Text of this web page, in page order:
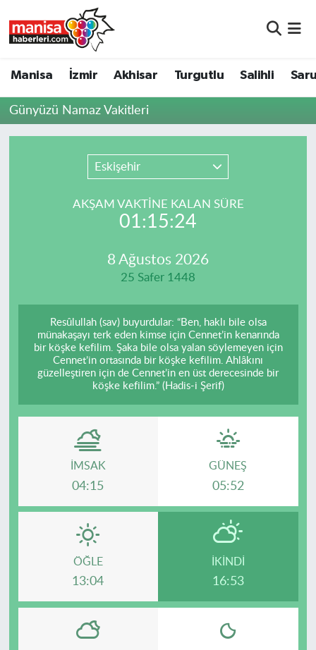
Manisa İzmir Akhisar Turgutlu Salihli
Günyüzü Namaz Vakitleri
Eskişehir
AKŞAM VAKTİNE KALAN SÜRE
01:15:24
8 Ağustos 2026
25 Safer 1448
Resûlullah (sav) buyurdular: “Ben, haklı bile olsa
münakaşayı terk eden kimse için Cennet’in kenarında
bir köşke kefilim. Şaka bile olsa yalan söylemeyen için
Cennet’in ortasında bir köşke kefilim. Ahlâkını
güzelleştiren için de Cennet’in en üst derecesinde bir
köşke kefilim.” (Hadis-i Şerif)
İMSAK
04:15
GÜNEŞ
05:52
ÖĞLE
13:04
İKINDI
16:53
Akhisar
Resmi İlanlar
Manisa Nöbetçi Eczaneler
Manisa Namaz Vakitleri
Manisa Trafik Yoğunluk Haritası
Süper Lig Puan Durumu ve Fikstür
Son Dakika Haberleri
Haber Arşivi